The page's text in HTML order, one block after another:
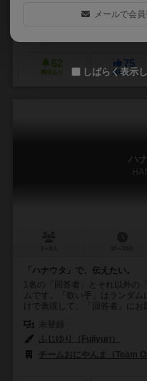
渋江 玖琉（Kuru Shibue）
62
興味あり
75
経験あり
ハ
「ハナウタ」で、伝えたい。
1名の「回答者」とそれ以外の
ムです。「歌い手」はランダ
けで表現して、「回答者」にお
ふじゆり（Fujiyuri）
チームおにやんま（Team
メールで会
しばらく表示